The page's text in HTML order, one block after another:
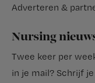
Adverteren &
Nursing
Twee keer per
in je mail? Schrijf